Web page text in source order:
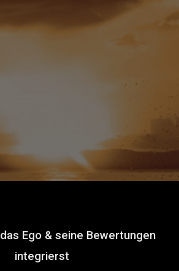
Ego & seine Bewertungen
integrierst